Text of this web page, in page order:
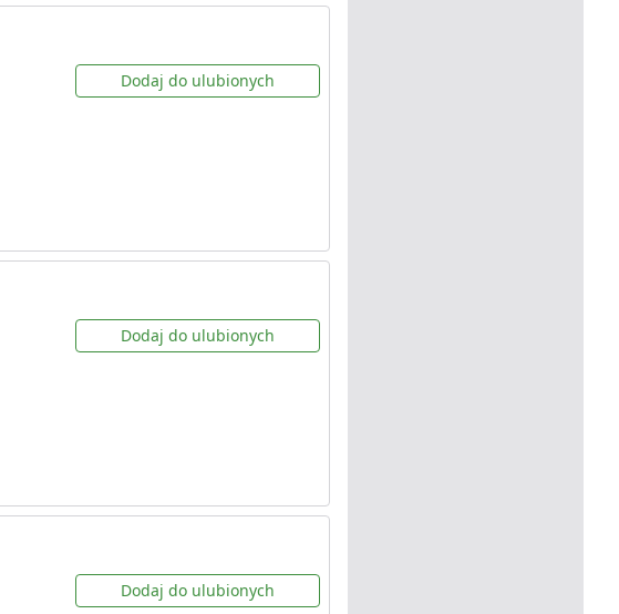
Dodaj do ulubionych
Dodaj do ulubionych
Dodaj do ulubionych